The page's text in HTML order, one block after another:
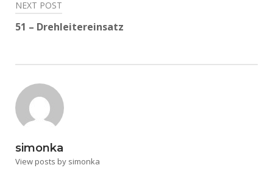
NEXT POST
51 – Drehleitereinsatz
simonka
View posts by simonka